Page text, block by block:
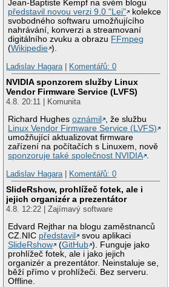
Jean-Baptiste Kempf na svém blogu
představil novou verzi 9.0 "Lei"
kolekce
svobodného softwaru umožňujícího
nahrávání, konverzi a streamovaní
digitálního zvuku a obrazu FFmpeg
(Wikipedie ).
Ladislav Hagara
Komentářů: 0
NVIDIA sponzorem služby Linux
Vendor Firmware Service (LVFS)
4.8. 20:11 | Komunita
Richard Hughesoznámil
, že službu
Linux Vendor Firmware Service (LVFS)
umožňující aktualizovat firmware
zařízení na počítačích s Linuxem, nově
sponzoruje také společnost NVIDIA .
Ladislav Hagara | Komentářů: 0
SlideRshow, prohlížeč fotek, ale i
jejich organizér a prezentátor
4.8. 12:22 | Zajímavý software
Edvard Rejthar na blogu zaměstnanců
CZ.NIC představil
svou aplikaci
SlideRshow
(GitHub ). Funguje jako
prohlížeč fotek, ale i jako jejich
organizér a prezentátor. Neinstaluje se,
běží přímo v prohlížeči. Bez serveru.
Offline.